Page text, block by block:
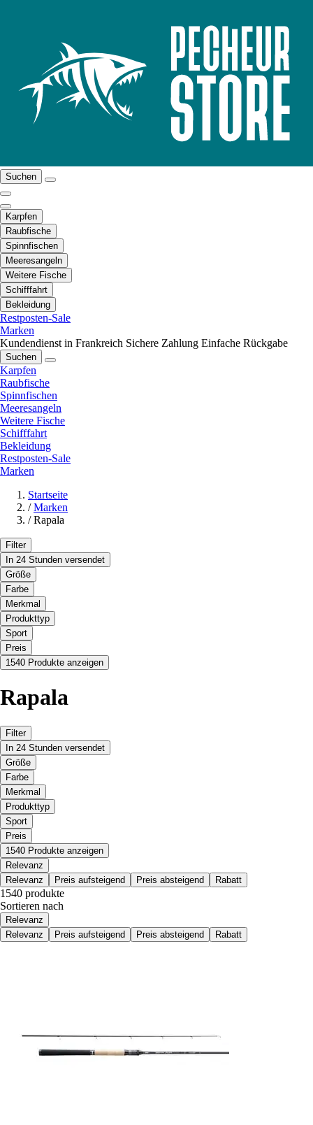
Suchen
Karpfen
Raubfische
Spinnfischen
Meeresangeln
Weitere Fische
Schifffahrt
Bekleidung
Restposten-Sale
Marken
Kundendienst in Frankreich Sichere Zahlung Einfache Rückgabe
Suchen
Karpfen
Raubfische
Spinnfischen
Meeresangeln
Weitere Fische
Schifffahrt
Bekleidung
Restposten-Sale
Marken
Startseite
/ Marken
/ Rapala
Filter
In 24 Stunden versendet
Größe
Farbe
Merkmal
Produkttyp
Sport
Preis
1540 Produkte anzeigen
Rapala
Filter
In 24 Stunden versendet
Größe
Farbe
Merkmal
Produkttyp
Sport
Preis
1540 Produkte anzeigen
Relevanz
Relevanz
Preis aufsteigend Preis absteigend Rabatt
1540 produkte
Sortieren nach
Relevanz
Relevanz
Preis aufsteigend Preis absteigend Rabatt